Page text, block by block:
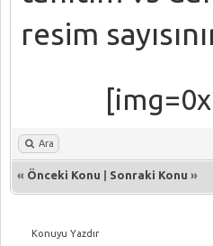
resim
Ara
« Önceki Konu | Sonraki Konu »
Konuyu Yazdır